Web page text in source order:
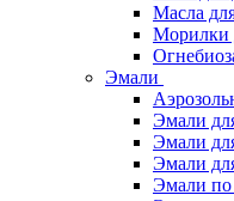
Масла
Морилки
Эмали
Эмали
Эмали
Эмали
Эмали по